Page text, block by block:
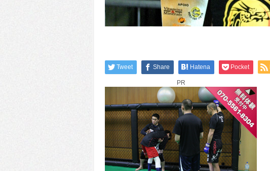
Tweet Share Hatena Pocket
PR